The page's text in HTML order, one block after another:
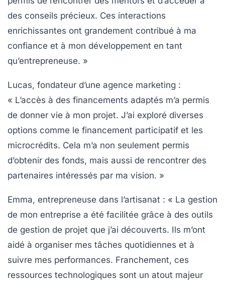
des conseils précieux. Ces interactions
enrichissantes ont grandement contribué à ma
confiance et à mon développement en tant
qu’entrepreneuse. »
Lucas, fondateur d’une agence marketing :
« L’accès à des financements adaptés m’a permis
de donner vie à mon projet. J’ai exploré diverses
options comme le financement participatif et les
microcrédits. Cela m’a non seulement permis
d’obtenir des fonds, mais aussi de rencontrer des
partenaires intéressés par ma vision. »
Emma, entrepreneuse dans l’artisanat : « La gestion
de mon entreprise a été facilitée grâce à des outils
de gestion de projet que j’ai découverts. Ils m’ont
aidé à organiser mes tâches quotidiennes et à
suivre mes performances. Franchement, ces
ressources technologiques sont un atout majeur